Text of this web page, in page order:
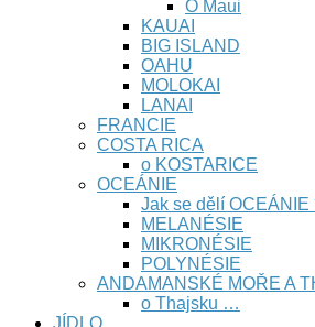
O Maui
KAUAI
BIG ISLAND
OAHU
MOLOKAI
LANAI
FRANCIE
COSTA RICA
o KOSTARICE
OCEÁNIE
Jak se dělí OCEÁNIE
MELANÉSIE
MIKRONÉSIE
POLYNÉSIE
ANDAMANSKÉ MOŘE A
o Thajsku …
JÍDLO